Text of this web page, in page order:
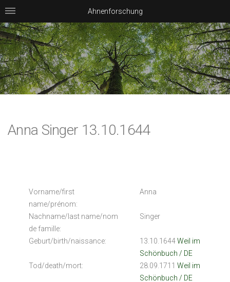
Anna Singer 13.10.1644
Vorname/first
name/prénom:
Anna
Nachname/last name/nom
de famille:
Singer
Geburt/birth/naissance: 13.10.1644Weil im
Schönbuch / DE
Tod/death/mort:
28.09.1711 Weil im
Schönbuch / DE
Ahnenforschung